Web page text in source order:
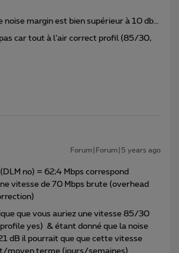
noise margin est bien supérieur à 10 db…
car tout à l’air correct profil (85/30,
Forum|Forum|5 years ago
no) = 62;4 Mbps correspond
vitesse de 70 Mbps brute (overhead
que vous auriez une vitesse 85/30
yes) & étant donné que la noise
dB il pourrait que que cette vitesse